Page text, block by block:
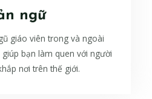
ngữ
giáo viên trong và ngoài
bạn làm quen với người
nơi trên thế giới.